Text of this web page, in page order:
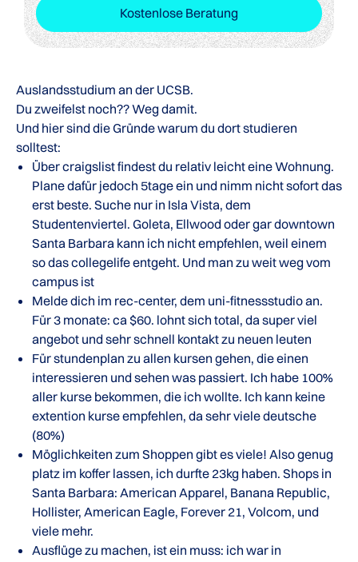
Kostenlose Beratung
Auslandsstudium an der UCSB.
Du zweifelst noch?? Weg damit.
Und hier sind die Gründe warum du dort studieren
solltest:
Über craigslist findest du relativ leicht eine Wohnung.
Plane dafür jedoch 5tage ein und nimm nicht sofort das
erst beste. Suche nur in Isla Vista, dem
Studentenviertel. Goleta, Ellwood oder gar downtown
Santa Barbara kann ich nicht empfehlen, weil einem
so das collegelife entgeht. Und man zu weit weg vom
campus ist
Melde dich im rec-center, dem uni-fitnessstudio an.
Für 3 monate: ca $60. lohnt sich total, da super viel
angebot und sehr schnell kontakt zu neuen leuten
Für stundenplan zu allen kursen gehen, die einen
interessieren und sehen was passiert. Ich habe 100%
aller kurse bekommen, die ich wollte. Ich kann keine
extention kurse empfehlen, da sehr viele deutsche
(80%)
Möglichkeiten zum Shoppen gibt es viele! Also genug
platz im koffer lassen, ich durfte 23kg haben. Shops in
Santa Barbara: American Apparel, Banana Republic,
Hollister, American Eagle, Forever 21, Volcom, und
viele mehr.
Ausflüge zu machen, ist ein muss: ich war in